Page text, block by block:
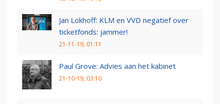
Jan Lokhoff: KLM en VVD negatief over
ticketfonds: jammer!
21-11-19, 01:11
Paul Grove: Advies aan het kabinet
21-10-19, 03:10